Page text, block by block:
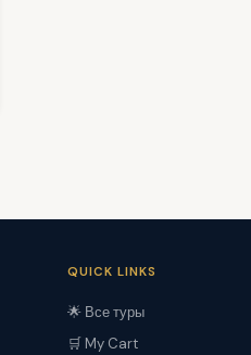
QUICK LINKS
🌟 Все туры
🛒 My Cart